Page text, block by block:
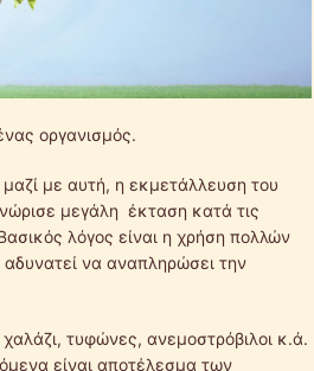
οργανισμός.
με αυτή, η εκμετάλλευση του
μεγάλη έκταση κατά τις
λόγος είναι η χρήση πολλών
να αναπληρώσει την
τυφώνες, ανεμοστρόβιλοι κ.ά.
είναι αποτέλεσμα των